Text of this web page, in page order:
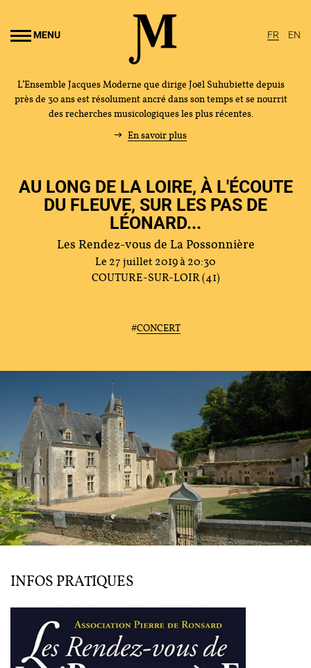
MENU FR EN
L'ENSEMBLE JACQUES MODERNE
JOËL SUHUBIETTE
AGENDA
MÉDIATION CULTURELLE
DISCOGRAPHIE
L’Ensemble Jacques Moderne que dirige Joël Suhubiette depuis
près de 30 ans est résolument ancré dans son temps et se nourrit
des recherches musicologiques les plus récentes.
En savoir plus
AU LONG DE LA LOIRE, À L'ÉCOUTE
DU FLEUVE, SUR LES PAS DE
LÉONARD...
Les Rendez-vous de La Possonnière
Le 27 juillet 2019 à 20:30
COUTURE-SUR-LOIR (41)
#CONCERT
INFOS PRATIQUES